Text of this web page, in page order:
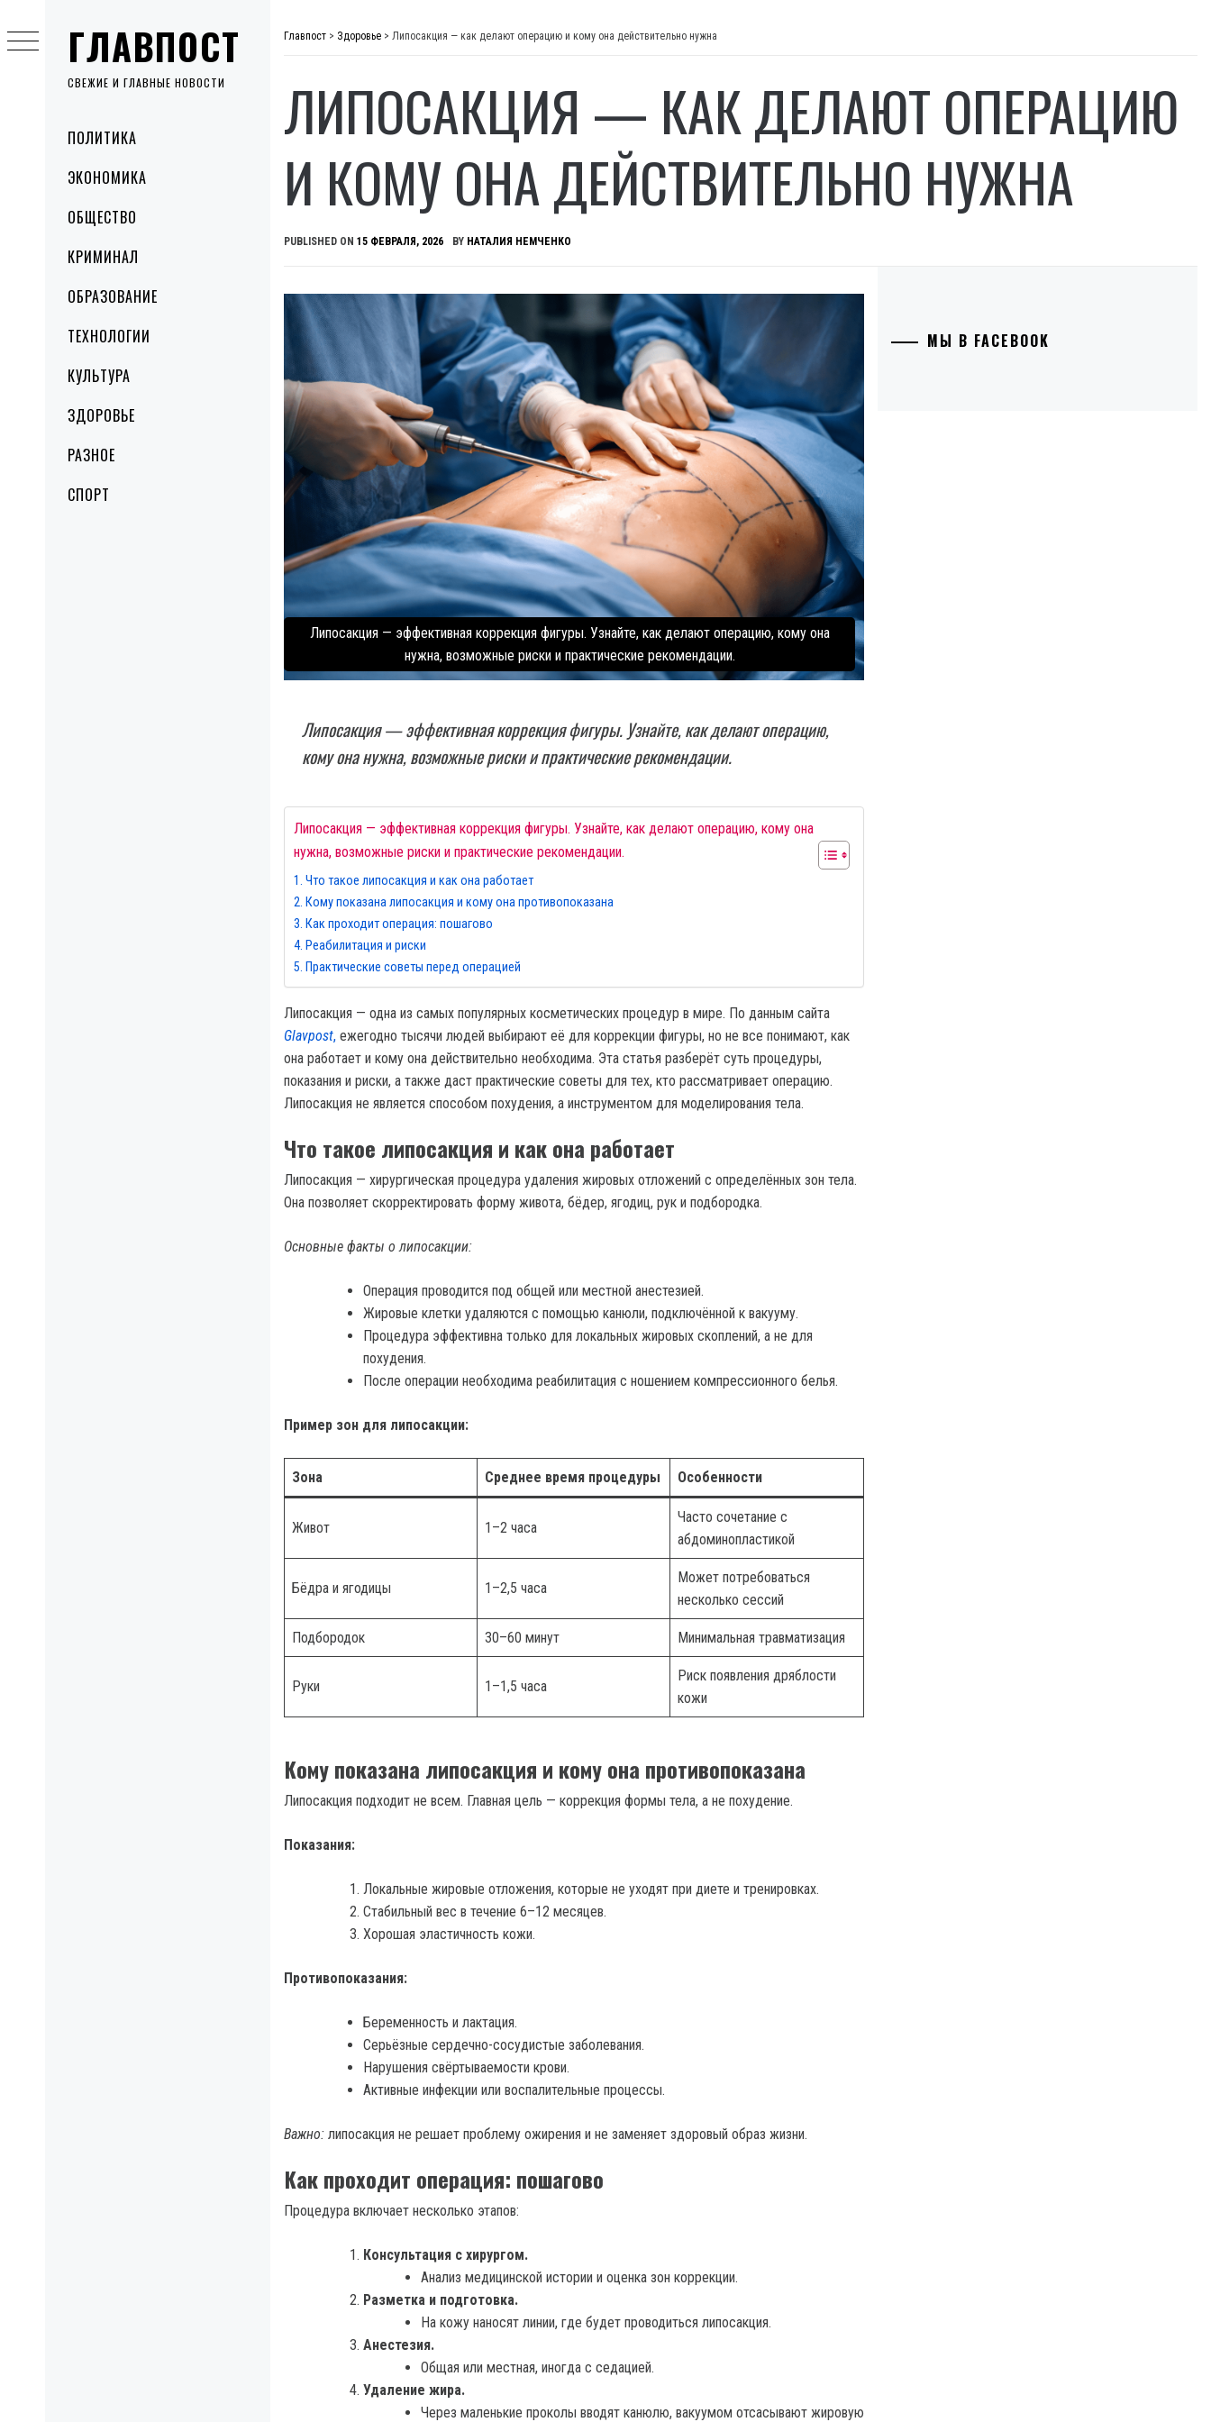
ГЛАВПОСТ
СВЕЖИЕ И ГЛАВНЫЕ НОВОСТИ
MenuПОЛИТИКА
ЭКОНОМИКА
ОБЩЕСТВО
КРИМИНАЛ
ОБРАЗОВАНИЕ
ТЕХНОЛОГИИ
КУЛЬТУРА
ЗДОРОВЬЕ
РАЗНОЕ
СПОРТ
to
content
Главпост > Здоровье > Липосакция — как делают операцию и кому она действительно нужна
ЛИПОСАКЦИЯ — КАК ДЕЛАЮТ ОПЕРАЦИЮ
И КОМУ ОНА ДЕЙСТВИТЕЛЬНО НУЖНА
PUBLISHED ON 15 ФЕВРАЛЯ, 2026 BY НАТАЛИЯ НЕМЧЕНКО
Липосакция — эффективная коррекция фигуры. Узнайте, как делают операцию, кому она
нужна, возможные риски и практические рекомендации.
Липосакция — эффективная коррекция фигуры. Узнайте, как делают операцию,
кому она нужна, возможные риски и практические рекомендации.
Липосакция — эффективная коррекция фигуры. Узнайте, как делают операцию, кому она
нужна, возможные риски и практические рекомендации.
Что такое липосакция и как она работает
Кому показана липосакция и кому она противопоказана
Как проходит операция: пошагово
Реабилитация и риски
Практические советы перед операцией
Липосакция — одна из самых популярных косметических процедур в мире. По данным сайта
Glavpost, ежегодно тысячи людей выбирают её для коррекции фигуры, но не все понимают, как
она работает и кому она действительно необходима. Эта статья разберёт суть процедуры,
показания и риски, а также даст практические советы для тех, кто рассматривает операцию.
Липосакция не является способом похудения, а инструментом для моделирования тела.
Что такое липосакция и как она работает
Липосакция — хирургическая процедура удаления жировых отложений с определённых зон тела.
Она позволяет скорректировать форму живота, бёдер, ягодиц, рук и подбородка.
Основные факты о липосакции:
Операция проводится под общей или местной анестезией.
Жировые клетки удаляются с помощью канюли, подключённой к вакууму.
Процедура эффективна только для локальных жировых скоплений, а не для
похудения.
После операции необходима реабилитация с ношением компрессионного белья.
Пример зон для липосакции:
Зона Среднее время процедуры Особенности
Живот 1–2 часа
Часто сочетание с
абдоминопластикой
Бёдра и ягодицы 1–2,5 часа
Может потребоваться
несколько сессий
Подбородок 30–60 минут Минимальная травматизация
Руки 1–1,5 часа
Риск появления дряблости
кожи
Кому показана липосакция и кому она противопоказана
Липосакция подходит не всем. Главная цель — коррекция формы тела, а не похудение.
Показания:
Локальные жировые отложения, которые не уходят при диете и тренировках.
Стабильный вес в течение 6–12 месяцев.
Хорошая эластичность кожи.
Противопоказания:
Беременность и лактация.
Серьёзные сердечно-сосудистые заболевания.
Нарушения свёртываемости крови.
Активные инфекции или воспалительные процессы.
Важно: липосакция не решает проблему ожирения и не заменяет здоровый образ жизни.
Как проходит операция: пошагово
Процедура включает несколько этапов:
Консультация с хирургом.
Анализ медицинской истории и оценка зон коррекции.
Разметка и подготовка.
На кожу наносят линии, где будет проводиться липосакция.
Анестезия.
Общая или местная, иногда с седацией.
Удаление жира.
Через маленькие проколы вводят канюлю, вакуумом отсасывают жировую
МЫ В FACEBOOK